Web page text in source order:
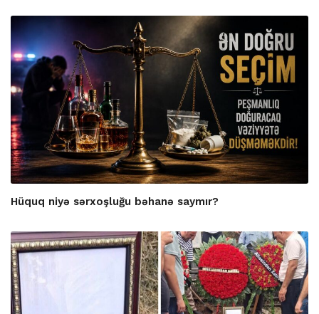
Hüquq niyə sərxoşluğu bəhanə saymır?